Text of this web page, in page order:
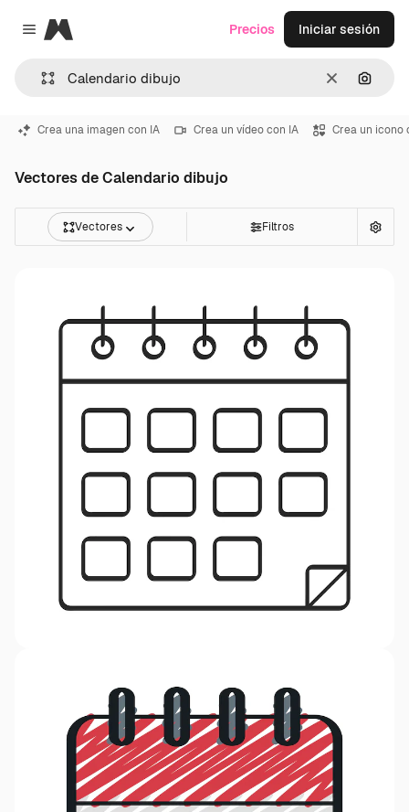
Close menu
Magnific
Borrar
Precios Iniciar sesión
Crea una imagen con IA Crea un vídeo con IA Crea un icono
Vectores de Calendario dibujo
Vectores Filtros